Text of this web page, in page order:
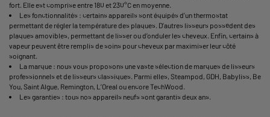
fort. Elle est comprise entre 180 et 230°C en moyenne.
Les fonctionnalités : certains appareils sont équipés d’un thermostat
permettant de régler la température des plaques. D’autres lisseurs possèdent des
plaques amovibles, permettant de lisser ou d’onduler les cheveux. Enfin, certains à
vapeur peuvent être remplis de soins pour cheveux par maximiser leur côté
soignant.
La marque : nous vous proposons une vaste sélection de marques de lisseurs
professionnels et de lisseurs classiques. Parmi elles, Steampod, GDH, Babyliss, Be
You, Saint Algue, Remington, L’Oreal ou encore TechWood.
Les garanties : tous nos appareils neufs sont garantis deux ans.